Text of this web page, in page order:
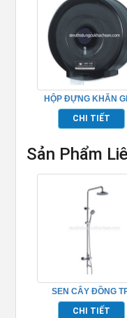
HỘP ĐỰNG KHĂN
TP695154
CHI TIẾT
Sản Phẩm
SEN CÂY ĐỒNG
652016
CHI TIẾT